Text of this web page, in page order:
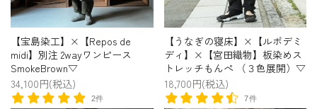
【宝島染工】×【Repos de
midi】別注 2wayワンピース
SmokeBrown▽
34,100円(税込)
2件
【うなぎの寝床】×【ルポデミ
ディ】×【宮田織物】板染めス
トレッチもんぺ （３色展開）▽
18,700円(税込)
7件